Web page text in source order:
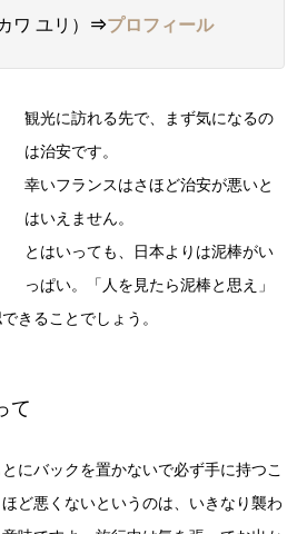
ユリ） ⇒プロフィール
観光に訪れる先で、まず気になるの
は治安です。
幸いフランスはさほど治安が悪いと
はいえません。
とはいっても、日本よりは泥棒がい
っぱい。「人を見たら泥棒と思え」
きることでしょう。
て
にバックを置かないで必ず手に持つこ
ど悪くないというのは、いきなり襲わ